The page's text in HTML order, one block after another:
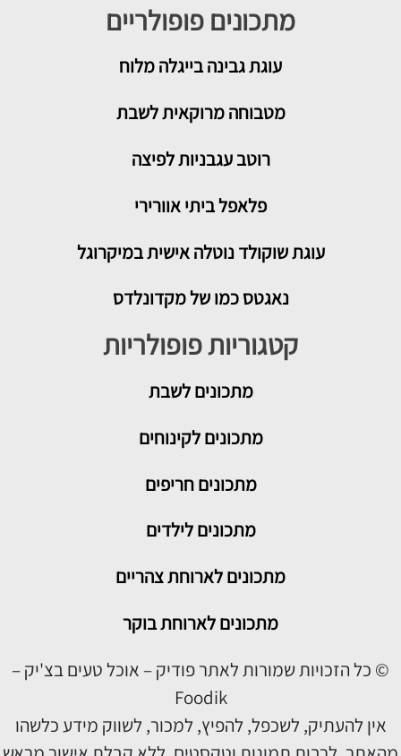
מתכונים פופולריים
עוגת גבינה בייגלה מלוח
מטבוחה מרוקאית לשבת
רוטב עגבניות לפיצה
פלאפל ביתי אוורירי
עוגת שוקולד נוטלה אישית במיקרוגל
נאגטס כמו של מקדונלדס
קטגוריות פופולריות
מתכוניםלשבת
מתכונים לקינוחים
מתכונים חריפים
מתכונים לילדים
מתכונים לארוחת צהריים
מתכונים לארוחת בוקר
© כל הזכויות שמורות לאתר פודיק – אוכל טעים בצ'יק –
Foodik
אין להעתיק, לשכפל, להפיץ, למכור, לשווק מידע כלשהו